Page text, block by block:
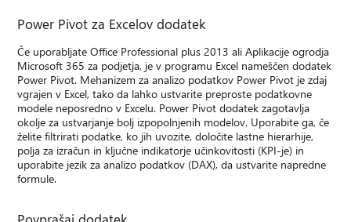
Power Pivot za Excelov dodatek
Če uporabljate Office Professional plus 2013 ali Aplikacije ogrodja
Microsoft 365 za podjetja, je v programu Excel nameščen dodatek
Power Pivot. Mehanizem za analizo podatkov Power Pivot je zdaj
vgrajen v Excel, tako da lahko ustvarite preproste podatkovne
modele neposredno v Excelu. Power Pivot dodatek zagotavlja
okolje za ustvarjanje bolj izpopolnjenih modelov. Uporabite ga, če
želite filtrirati podatke, ko jih uvozite, določite lastne hierarhije,
polja za izračun in ključne indikatorje učinkovitosti (KPI-je) in
uporabite jezik za analizo podatkov (DAX), da ustvarite napredne
formule.